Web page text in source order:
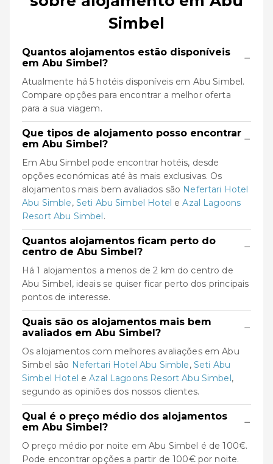
Simbel
Quantos alojamentos estão disponíveis
em Abu Simbel?
−
Atualmente há 5 hotéis disponíveis em Abu Simbel.
Compare opções para encontrar a melhor oferta
para a sua viagem.
Que tipos de alojamento posso encontrar
em Abu Simbel?
−
Em Abu Simbel pode encontrar hotéis, desde
opções económicas até às mais exclusivas. Os
alojamentos mais bem avaliados são Nefertari Hotel
Abu Simble, Seti Abu Simbel Hotel eAzal Lagoons
Resort Abu Simbel.
Quantos alojamentos ficam perto do
centro de Abu Simbel?
−
Há 1 alojamentos a menos de 2 km do centro de
Abu Simbel, ideais se quiser ficar perto dos principais
pontos de interesse.
Quais são os alojamentos mais bem
avaliados em Abu Simbel?
−
Os alojamentos com melhores avaliações em Abu
Simbel são Nefertari Hotel Abu Simble, Seti Abu
Simbel Hotel eAzal Lagoons Resort Abu Simbel,
segundo as opiniões dos nossos clientes.
Qual é o preço médio dos alojamentos
em Abu Simbel?
−
O preço médio por noite em Abu Simbel é de 100€.
Pode encontrar opções a partir de 100€ por noite.